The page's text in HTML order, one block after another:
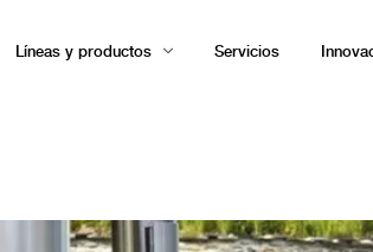
Líneas y productos Servicios